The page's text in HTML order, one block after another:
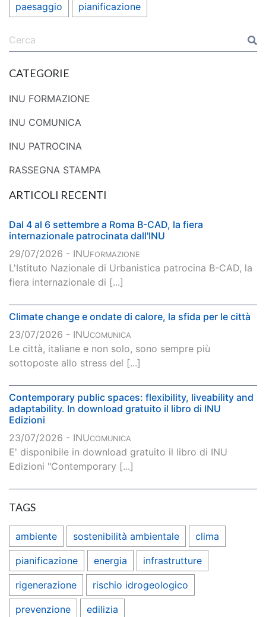
paesaggio pianificazione
CATEGORIE
INU FORMAZIONE
INU COMUNICA
INU PATROCINA
RASSEGNA STAMPA
ARTICOLI RECENTI
Dal 4 al 6 settembre a Roma B-CAD, la fiera
internazionale patrocinata dall'INU
29/07/2026 - INUFORMAZIONE
L'Istituto Nazionale di Urbanistica patrocina B-CAD, la
fiera internazionale di [...]
Climate change e ondate di calore, la sfida per le città
23/07/2026 - INUCOMUNICA
Le città, italiane e non solo, sono sempre più
sottoposte allo stress del [...]
Contemporary public spaces: flexibility, liveability and
adaptability. In download gratuito il libro di INU
Edizioni
23/07/2026 - INUCOMUNICA
E' disponibile in download gratuito il libro di INU
Edizioni "Contemporary [...]
TAGS
ambiente sostenibilità ambientale clima
pianificazione energia infrastrutture
rigenerazione rischio idrogeologico
prevenzione edilizia